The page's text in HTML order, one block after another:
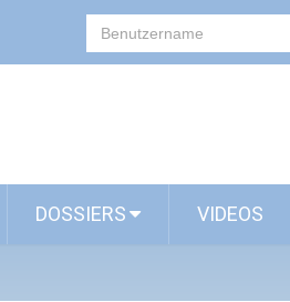
DOSSIERS VIDEOS